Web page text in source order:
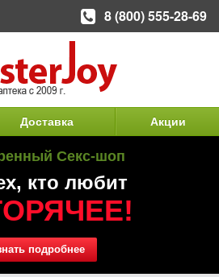
Доставка Акции
Секс-шоп
кто любит
подробнее
8 (800) 555-28-69